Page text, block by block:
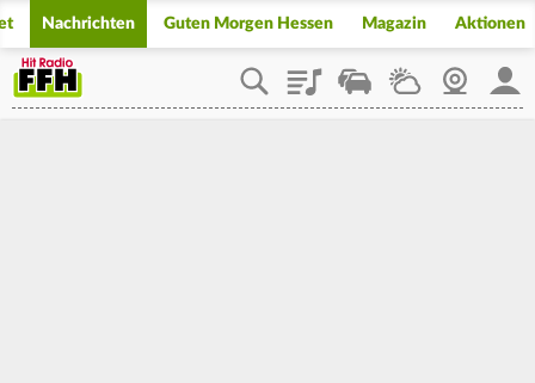
Nachrichten Guten Morgen Hessen Magazin Aktionen
PlaylistStaupilotWetterWebcam